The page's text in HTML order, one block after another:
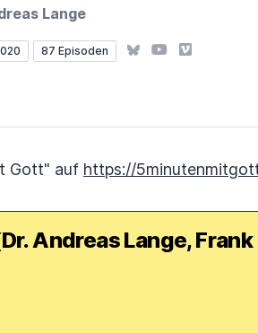
Lange
87 Episoden BlueskyYouTube
Vimeo
Gott" auf https://
Andreas Lange,